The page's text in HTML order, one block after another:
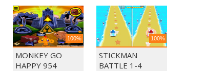
100%
MONKEY GO
HAPPY 954
100%
STICKMAN
BATTLE 1-4